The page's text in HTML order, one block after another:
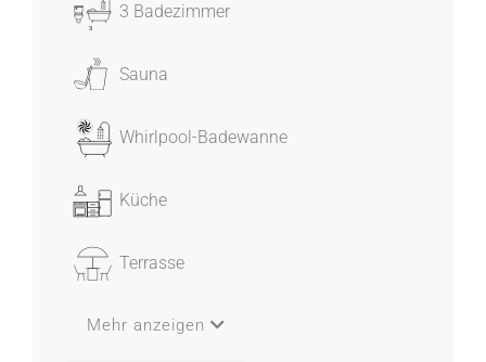
3 Badezimmer
Sauna
Whirlpool-Badewanne
Küche
Terrasse
Mehr anzeigen